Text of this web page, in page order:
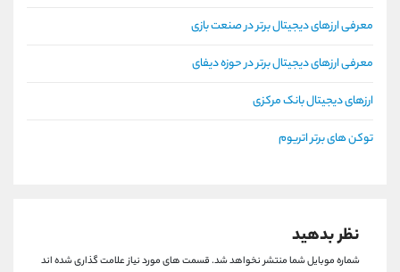
معرفی ارزهای دیجیتال برتر در صنعت بازی
معرفی ارزهای دیجیتال برتر در حوزه دیفای
ارزهای دیجیتال بانک مرکزی
توکن های برتر اتریوم
نظر بدهید
شماره موبایل شما منتشر نخواهد شد.قسمت های مورد نیاز علامت گذاری شده اند